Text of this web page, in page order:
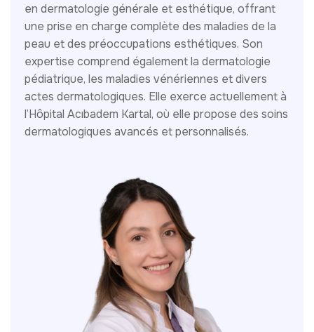
en dermatologie générale et esthétique, offrant
une prise en charge complète des maladies de la
peau et des préoccupations esthétiques. Son
expertise comprend également la dermatologie
pédiatrique, les maladies vénériennes et divers
actes dermatologiques. Elle exerce actuellement à
l’Hôpital Acıbadem Kartal, où elle propose des soins
dermatologiques avancés et personnalisés.